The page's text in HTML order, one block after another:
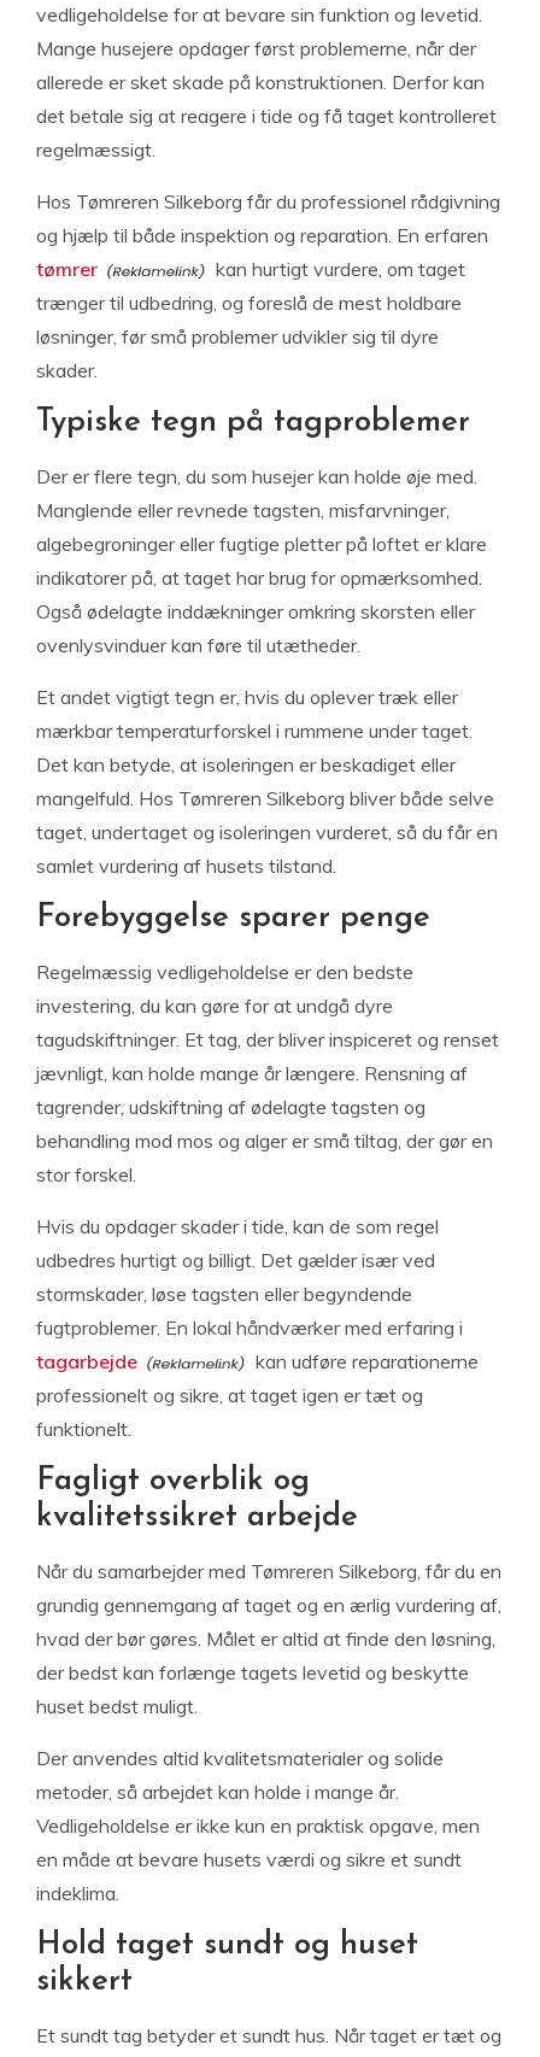
vedligeholdelse for at bevare sin funktion og levetid.
Mange husejere opdager først problemerne, når der
allerede er sket skade på konstruktionen. Derfor kan
det betale sig at reagere i tide og få taget kontrolleret
regelmæssigt.
Hos Tømreren Silkeborg får du professionel rådgivning
og hjælp til både inspektion og reparation. En erfaren
tømrer
kan hurtigt vurdere, om taget
trænger til udbedring, og foreslå de mest holdbare
løsninger, før små problemer udvikler sig til dyre
skader.
Typiske tegn på tagproblemer
Der er flere tegn, du som husejer kan holde øje med.
Manglende eller revnede tagsten, misfarvninger,
algebegroninger eller fugtige pletter på loftet er klare
indikatorer på, at taget har brug for opmærksomhed.
Også ødelagte inddækninger omkring skorsten eller
ovenlysvinduer kan føre til utætheder.
Et andet vigtigt tegn er, hvis du oplever træk eller
mærkbar temperaturforskel i rummene under taget.
Det kan betyde, at isoleringen er beskadiget eller
mangelfuld. Hos Tømreren Silkeborg bliver både selve
taget, undertaget og isoleringen vurderet, så du får en
samlet vurdering af husets tilstand.
Forebyggelse sparer penge
Regelmæssig vedligeholdelse er den bedste
investering, du kan gøre for at undgå dyre
tagudskiftninger. Et tag, der bliver inspiceret og renset
jævnligt, kan holde mange år længere. Rensning af
tagrender, udskiftning af ødelagte tagsten og
behandling mod mos og alger er små tiltag, der gør en
stor forskel.
Hvis du opdager skader i tide, kan de som regel
udbedres hurtigt og billigt. Det gælder især ved
stormskader, løse tagsten eller begyndende
fugtproblemer. En lokal håndværker med erfaring i
tagarbejde
kan udføre reparationerne
professionelt og sikre, at taget igen er tæt og
funktionelt.
Fagligt overblik og
kvalitetssikret arbejde
Når du samarbejder med Tømreren Silkeborg, får du en
grundig gennemgang af taget og en ærlig vurdering af,
hvad der bør gøres. Målet er altid at finde den løsning,
der bedst kan forlænge tagets levetid og beskytte
huset bedst muligt.
Der anvendes altid kvalitetsmaterialer og solide
metoder, så arbejdet kan holde i mange år.
Vedligeholdelse er ikke kun en praktisk opgave, men
en måde at bevare husets værdi og sikre et sundt
indeklima.
Hold taget sundt og huset
sikkert
Et sundt tag betyder et sundt hus. Når taget er tæt og